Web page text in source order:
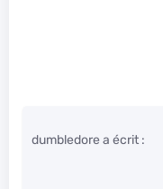
dumbledore a écrit :